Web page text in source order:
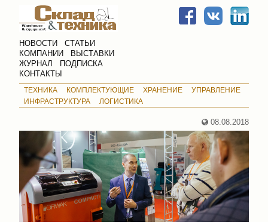
НОВОСТИ
СТАТЬИ
КОМПАНИИ
ВЫСТАВКИ
ЖУРНАЛ
ПОДПИСКА
КОНТАКТЫ
ТЕХНИКА КОМПЛЕКТУЮЩИЕ ХРАНЕНИЕ
УПРАВЛЕНИЕ
ИНФРАСТРУКТУРА
ЛОГИСТИКА
08.08.2018